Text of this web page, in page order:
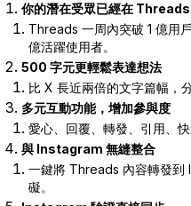
你的潛在受眾已經在 Threads
Threads 一周內突破 1 億用
億活躍使用者。
500 字元更輕鬆表達想法
比 X 長近兩倍的文字篇幅，
多元互動功能，增加參與度
愛心、回覆、轉發、引用、快
與 Instagram 無縫整合
一鍵將 Threads 內容轉發到
礙。